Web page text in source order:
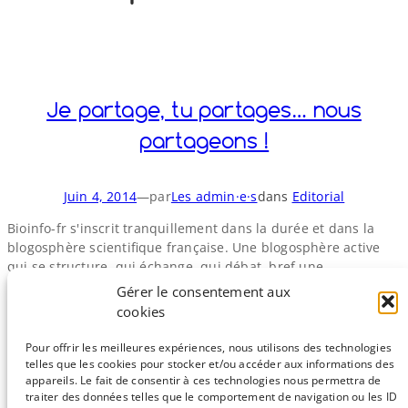
Gérer le consentement aux
cookies
Pour offrir les meilleures expériences, nous utilisons des technologies
telles que les cookies pour stocker et/ou accéder aux informations des
appareils. Le fait de consentir à ces technologies nous permettra de
traiter des données telles que le comportement de navigation ou les ID
Je partage, tu partages… nous
partageons !
Juin 4, 2014—parLes admin·e·sdans Editorial
Bioinfo-​fr s'inscrit tranquillement dans la durée et dans la
blogosphère scientifique française. Une blogosphère active
qui se structure, qui échange, qui débat, bref une
blogosphère vivante (voir ici pour un débat et là ou là pour
une liste de blogs de science en français). De notre coté, nous
passion de…